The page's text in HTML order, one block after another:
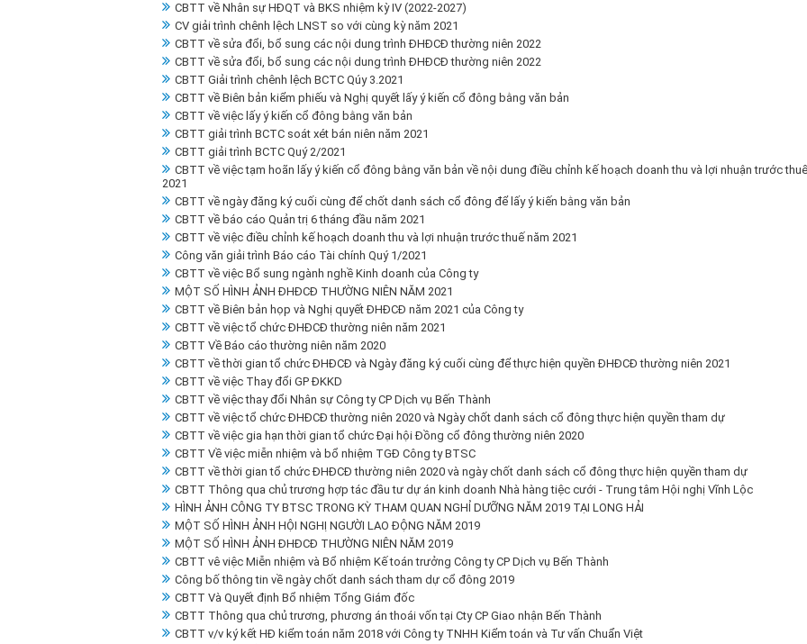
CBTT về Nhân sự HĐQT và BKS nhiệm kỳ IV (2022-2027)
CV giải trình chênh lệch LNST so với cùng kỳ năm 2021
CBTT về sửa đổi, bổ sung các nội dung trình ĐHĐCĐ thường niên 2022
CBTT về sửa đổi, bổ sung các nội dung trình ĐHĐCĐ thường niên 2022
CBTT Giải trình chênh lệch BCTC Qúy 3.2021
CBTT về Biên bản kiểm phiếu và Nghị quyết lấy ý kiến cổ đông bằng văn bản
CBTT về việc lấy ý kiến cổ đông bằng văn bản
CBTT giải trình BCTC soát xét bán niên năm 2021
CBTT giải trình BCTC Quý 2/2021
CBTT về việc tạm hoãn lấy ý kiến cổ đông bằng văn bản về nội dung điều chỉnh kế hoạch doanh thu và lợi nhuận trước
2021
CBTT về ngày đăng ký cuối cùng để chốt danh sách cổ đông để lấy ý kiến bằng văn bản
CBTT về báo cáo Quản trị 6 tháng đầu năm 2021
CBTT về việc điều chỉnh kế hoạch doanh thu và lợi nhuận trước thuế năm 2021
Công văn giải trình Báo cáo Tài chính Quý 1/2021
CBTT về việc Bổ sung ngành nghề Kinh doanh của Công ty
MỘT SỐ HÌNH ẢNH ĐHĐCĐ THƯỜNG NIÊN NĂM 2021
CBTT về Biên bản họp và Nghị quyết ĐHĐCĐ năm 2021 của Công ty
CBTT về việc tổ chức ĐHĐCĐ thường niên năm 2021
CBTT Về Báo cáo thường niên năm 2020
CBTT về thời gian tổ chức ĐHĐCĐ và Ngày đăng ký cuối cùng để thực hiện quyền ĐHĐCĐ thường niên 2021
CBTT về việc Thay đổi GP ĐKKD
CBTT về việc thay đổi Nhân sự Công ty CP Dịch vụ Bến Thành
CBTT về việc tổ chức ĐHĐCĐ thường niên 2020 và Ngày chốt danh sách cổ đông thực hiện quyền tham dự
CBTT về việc gia hạn thời gian tổ chức Đại hội Đồng cổ đông thường niên 2020
CBTT Về việc miễn nhiệm và bổ nhiệm TGĐ Công ty BTSC
CBTT về thời gian tổ chức ĐHĐCĐ thường niên 2020 và ngày chốt danh sách cổ đông thực hiện quyền tham dự
CBTT Thông qua chủ trương hợp tác đầu tư dự án kinh doanh Nhà hàng tiệc cưới - Trung tâm Hội nghị Vĩnh Lộc
HÌNH ẢNH CÔNG TY BTSC TRONG KỲ THAM QUAN NGHỈ DƯỠNG NĂM 2019 TẠI LONG HẢI
MỘT SỐ HÌNH ẢNH HỘI NGHỊ NGƯỜI LAO ĐỘNG NĂM 2019
MỘT SỐ HÌNH ẢNH ĐHĐCĐ THƯỜNG NIÊN NĂM 2019
CBTT vê việc Miễn nhiệm và Bổ nhiệm Kế toán trưởng Công ty CP Dịch vụ Bến Thành
Công bố thông tin về ngày chốt danh sách tham dự cổ đông 2019
CBTT Và Quyết định Bổ nhiệm Tổng Giám đốc
CBTT Thông qua chủ trương, phương án thoái vốn tại Cty CP Giao nhận Bến Thành
CBTT v/v ký kết HĐ kiểm toán năm 2018 với Công ty TNHH Kiểm toán và Tư vấn Chuẩn Việt